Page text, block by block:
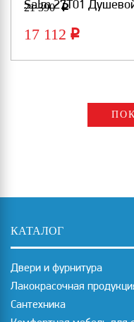
Salm 27T01
17 112 Р
21 390 Р
КАТАЛОГ
Двери и фурнитура
Лакокрасочная
Сантехника